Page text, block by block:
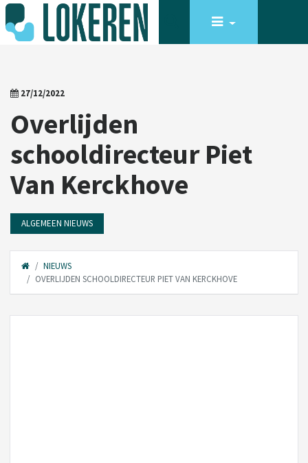
27/12/2022
Overlijden
schooldirecteur Piet
Van Kerckhove
ALGEMEEN NIEUWS
NIEUWS
OVERLIJDEN SCHOOLDIRECTEUR PIET VAN KERCKHOVE